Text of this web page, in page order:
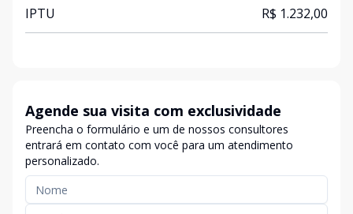
IPTU R$ 1.232,00
Agende sua visita com exclusividade
Preencha o formulário e um de nossos consultores
entrará em contato com você para um atendimento
personalizado.